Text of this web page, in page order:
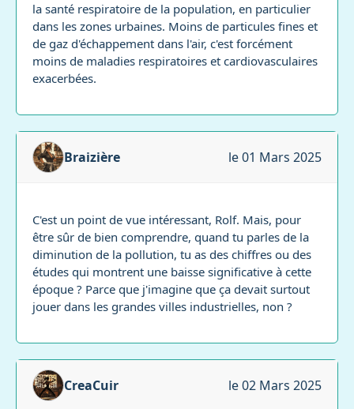
la santé respiratoire de la population, en particulier
dans les zones urbaines. Moins de particules fines et
de gaz d'échappement dans l'air, c'est forcément
moins de maladies respiratoires et cardiovasculaires
exacerbées.
Braizière le 01 Mars 2025
C'est un point de vue intéressant, Rolf. Mais, pour
être sûr de bien comprendre, quand tu parles de la
diminution de la pollution, tu as des chiffres ou des
études qui montrent une baisse significative à cette
époque ? Parce que j'imagine que ça devait surtout
jouer dans les grandes villes industrielles, non ?
CreaCuir le 02 Mars 2025